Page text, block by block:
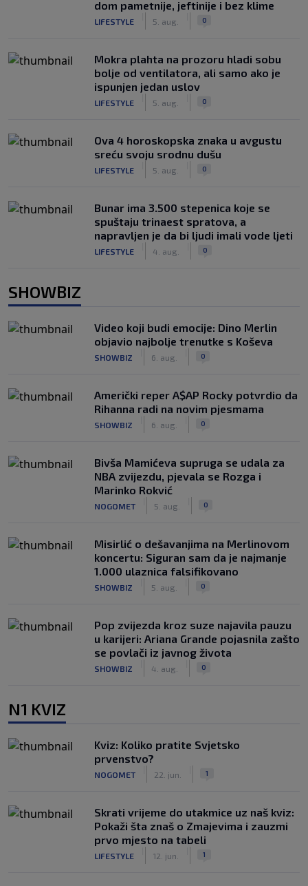
dom pametnije, jeftinije i bez klime
LIFESTYLE 5. aug. 0
Mokra plahta na prozoru hladi sobu
bolje od ventilatora, ali samo ako je
ispunjen jedan uslov
LIFESTYLE 5. aug. 0
Ova 4 horoskopska znaka u avgustu
sreću svoju srodnu dušu
LIFESTYLE 5. aug. 0
Bunar imа 3.500 stepenica koje se
spuštaju trinaest spratova, a
napravljen je da bi ljudi imali vode ljeti
LIFESTYLE 4. aug. 0
SHOWBIZ
Video koji budi emocije: Dino Merlin
objavio najbolje trenutke s Koševa
SHOWBIZ 6. aug. 0
Američki reper A$AP Rocky potvrdio da
Rihanna radi na novim pjesmama
SHOWBIZ 6. aug. 0
Bivša Mamićeva supruga se udala za
NBA zvijezdu, pjevala se Rozga i
Marinko Rokvić
NOGOMET 5. aug. 0
Misirlić o dešavanjima na Merlinovom
koncertu: Siguran sam da je najmanje
1.000 ulaznica falsifikovano
SHOWBIZ 5. aug. 0
Pop zvijezda kroz suze najavila pauzu
u karijeri: Ariana Grande pojasnila zašto
se povlači iz javnog života
SHOWBIZ 4. aug. 0
N1 KVIZ
Kviz: Koliko pratite Svjetsko
prvenstvo?
NOGOMET 22. jun. 1
Skrati vrijeme do utakmice uz naš kviz:
Pokaži šta znaš o Zmajevima i zauzmi
prvo mjesto na tabeli
LIFESTYLE 12. jun. 1